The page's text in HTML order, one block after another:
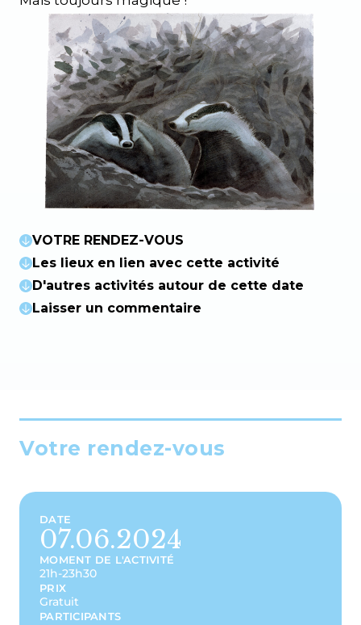
VOTRE RENDEZ-VOUS
Les lieux en lien avec cette activité
D'autres activités autour de cette date
Laisser un commentaire
Votre rendez-vous
DATE
07.06.2024
MOMENT DE L'ACTIVITÉ
21h-23h30
PRIX
Gratuit
PARTICIPANTS